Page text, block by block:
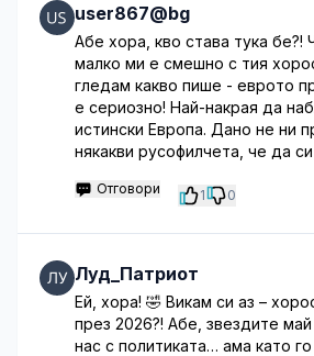
user867@bg
Абе хора, кво става тука бе?!
малко ми е смешно с тия
гледам какво пише - еврото
е сериозно! Най-накрая да
истински Европа. Дано не ни
някакви русофилчета, че да
Отговори 1 0
Луд_Патриот
Ей, хора! 🤣 Викам си аз –
през 2026?! Абе, звездите
нас с политиката… ама като